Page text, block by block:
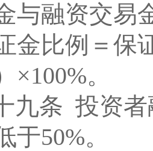
与融资交易
金比例＝保
×100%。
九条 投资
于50%。